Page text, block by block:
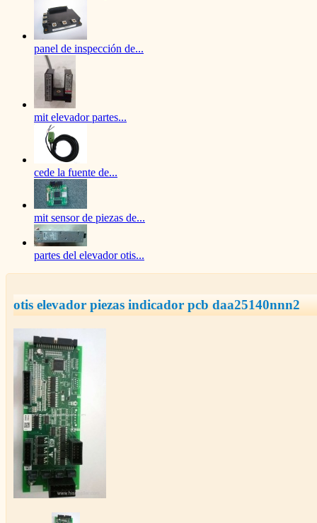
panel de inspección de...
mit elevador partes...
cede la fuente de...
mit sensor de piezas de...
partes del elevador otis...
otis elevador piezas indicador pcb daa25140nnn2